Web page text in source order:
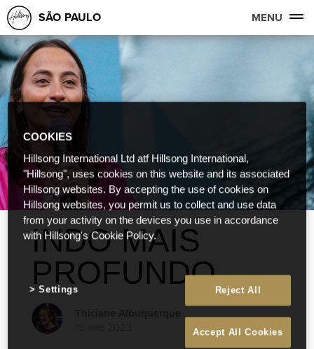
SÃO PAULO MENU
INDO MAIS
PROFUNDO
COOKIES
Hillsong International Ltd atf Hillsong International,
"Hillsong", uses cookies on this website and its associated
Hillsong websites. By accepting the use of cookies on
Hillsong websites, you permit us to collect and use data
from your activity on the devices you use in accordance
with Hillsong's Cookie Policy.
Reject All
Accept All Cookies
Settings